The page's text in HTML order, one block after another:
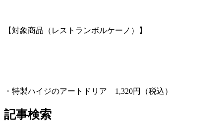
【対象商品（レストランボルケーノ）】
・特製ハイジのアートドリア 1,320円（税込）
記事検索